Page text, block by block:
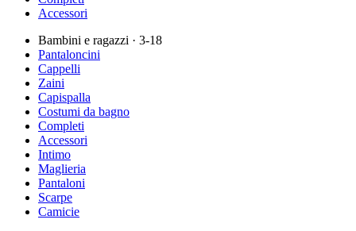
Accessori
Bambini e ragazzi · 3-18
Pantaloncini
Cappelli
Zaini
Capispalla
Costumi da bagno
Completi
Accessori
Intimo
Maglieria
Pantaloni
Scarpe
Camicie